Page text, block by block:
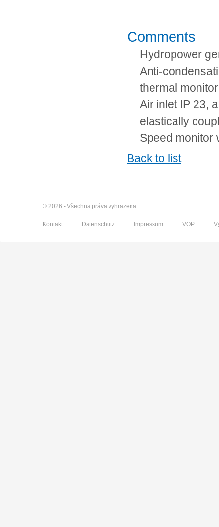
Comments
Hydropower
Anti-
thermal
Air inlet IP 23,
elastically
Speed monitor
Back to list
© 2026 - Všechna práva vyhrazena
Kontakt Datenschutz Impressum VOP